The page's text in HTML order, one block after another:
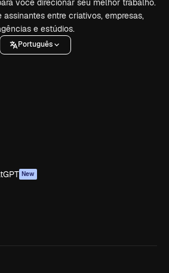
você direcionar seu melhor trabalho.
assinantes entre criativos, empresas,
e estúdios.
Português
New